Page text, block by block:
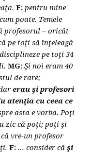
F: pentru mine
poate. Temele
profesorul – oricât
pe toţi să înţeleagă
pe toţi 34
MG: Şi noi eram 40
de rare;
erau şi profesori
atenţia cu ceea ce
asta e vorba. Poţi
zic că poţi; poţi şi
vre-un profesor
F: … consider căşi